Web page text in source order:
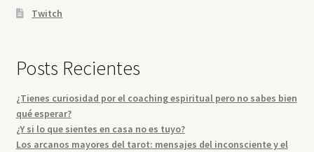
Twitch
Posts Recientes
¿Tienes curiosidad por el coaching espiritual pero no sabes bien
qué esperar?
¿Y si lo que sientes en casa no es tuyo?
Los arcanos mayores del tarot: mensajes del inconsciente y el